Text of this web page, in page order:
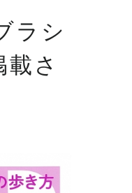
ラシ
さ